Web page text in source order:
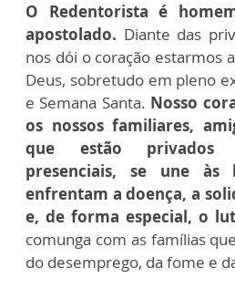
O Redentorista é
apostolado. Diante das
nos dói o coração estarmos
Deus, sobretudo em pleno
e Semana Santa. Nosso
os nossos familiares,
que estão privados
presenciais, se une às
enfrentam a doença, a
e, de forma especial, o
comunga com as famílias
do desemprego, da fome e